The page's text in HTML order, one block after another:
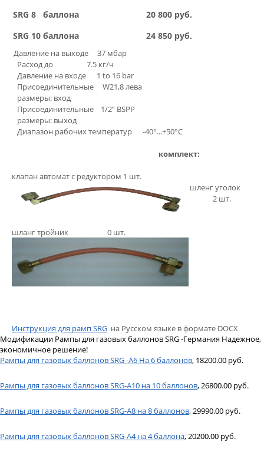
SRG 8 баллона
20 800 руб.
SRG 10 баллона
24 850 руб.
Давление на выходе 37 мбар
Расход до 7.5 кг/ч
Давление на входе 1 to 16 bar
Присоединительные W21,8 лева
размеры: вход
Присоединительные 1/2” BSPP
размеры: выход
Диапазон рабочих температур -40°...+50°C
комплект:
клапан автомат с редуктором 1 шт.
шленг уголок
2 шт.
шланг тройник 0 шт.
Инструкция для рамп SRG на Русском языке в формате DOCX
Модификации Рампы для газовых баллонов SRG -Германия Надежное,
экономичное решение!
Рампы для газовых баллонов SRG -A6 На 6 баллонов, 18200.00 руб.
Рампы для газовых баллонов SRG-A10 на 10 баллонов, 26800.00 руб.
Рампы для газовых баллонов SRG-A8 на 8 баллонов, 29990.00 руб.
Рампы для газовых баллонов SRG-А4 на 4 баллона, 20200.00 руб.